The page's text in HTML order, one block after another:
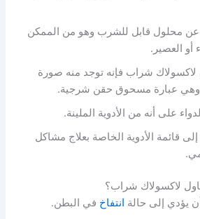
عن محلول قابل للشرب وهو من الممكن
أو العصير.
لاكسولاك شراب فإنه توجد منه صورة
وهي عبارة مسحوق حقن شرجية.
على أنه من الأدوية الملينة.
إلى قائمة الأدوية الخاصة بعلاج مشاكل
لاكسولاك شراب؟
يؤدي إلى حالة انتفاخ في البطن.